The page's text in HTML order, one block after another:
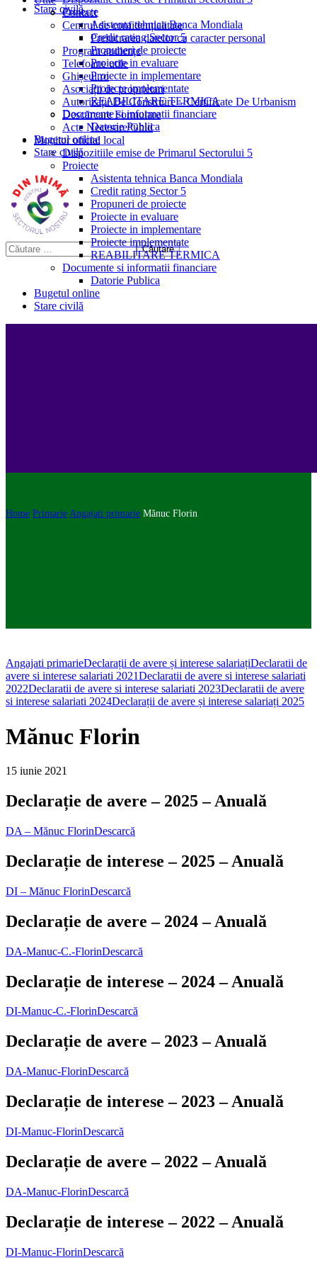
Stare civilă
Proiecte
Asistenta tehnica Banca Mondiala
Credit rating Sector 5
Propuneri de proiecte
Proiecte in evaluare
Proiecte in implementare
Proiecte implementate
REABILITARE TERMICA
Documente si informatii financiare
Datorie Publica
Bugetul online
Stare civilă
Contact
Centrul de confidențialitate
Prelucrarea datelor cu caracter personal
Program audiențe
Telefoane utile
Ghișeul.ro
Asociații de proprietari
Autorizații De Construire – Certificate De Urbanism
Descărcare Formulare
Acte Necesare/Ghid
Monitor oficial local
Dispozitiile emise de Primarul Sectorului 5
Proiecte
Asistenta tehnica Banca Mondiala
Credit rating Sector 5
Propuneri de proiecte
Proiecte in evaluare
Proiecte in implementare
Proiecte implementate
REABILITARE TERMICA
Documente si informatii financiare
Datorie Publica
Bugetul online
Stare civilă
Home Primarie Angajati primarie Mănuc Florin
Angajati primarieDeclarații de avere și interese salariațiDeclaratii de
avere si interese salariati 2021Declaratii de avere si interese salariati
2022Declaratii de avere si interese salariati 2023Declaratii de avere
si interese salariati 2024Declarații de avere și interese salariați 2025
Mănuc Florin
15 iunie 2021
Declarație de avere – 2025 – Anuală
DA – Mănuc FlorinDescarcă
Declarație de interese – 2025 – Anuală
DI – Mănuc FlorinDescarcă
Declarație de avere – 2024 – Anuală
DA-Manuc-C.-FlorinDescarcă
Declarație de interese – 2024 – Anuală
DI-Manuc-C.-FlorinDescarcă
Declarație de avere – 2023 – Anuală
DA-Manuc-FlorinDescarcă
Declarație de interese – 2023 – Anuală
DI-Manuc-FlorinDescarcă
Declarație de avere – 2022 – Anuală
DA-Manuc-FlorinDescarcă
Declarație de interese – 2022 – Anuală
DI-Manuc-FlorinDescarcă